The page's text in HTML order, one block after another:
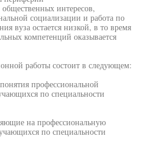
интересов,
социализации и работа по
вуза остается низкой, в то время
компетенций оказывается
работы состоит в следующем:
профессиональной
по специальности
на профессиональную
по специальности